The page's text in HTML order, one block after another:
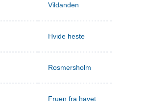
Vildanden
Hvide heste
Rosmersholm
Fruen fra havet